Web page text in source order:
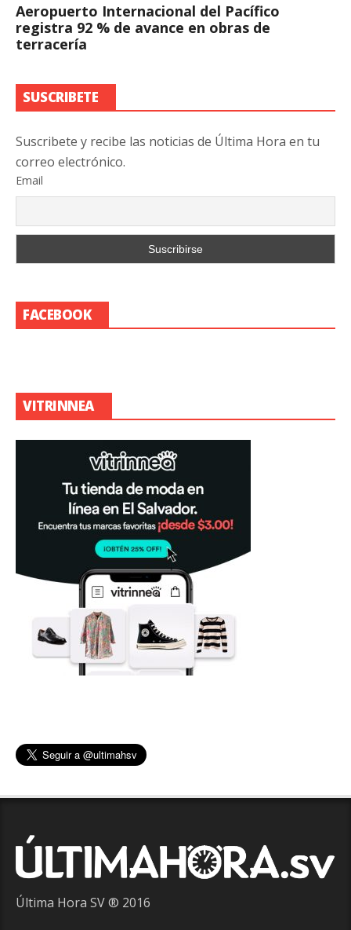
Aeropuerto Internacional del Pacífico
registra 92 % de avance en obras de
terracería
SUSCRIBETE
Suscribete y recibe las noticias de Última Hora en tu
correo electrónico.
Email
FACEBOOK
VITRINNEA
Última Hora SV ® 2016